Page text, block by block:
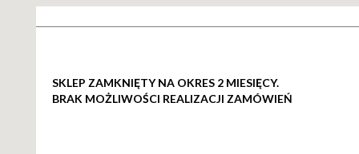
SKLEP ZAMKNIĘTY NA OKRES 2 MIESIĘCY.
BRAK MOŻLIWOŚCI REALIZACJI ZAMÓWIEŃ